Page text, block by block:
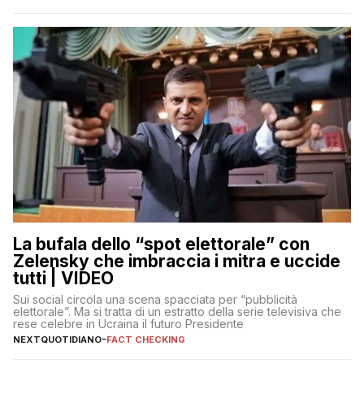
La bufala dello “spot elettorale” con
Zelensky che imbraccia i mitra e uccide
tutti | VIDEO
Sui social circola una scena spacciata per “pubblicità
elettorale”. Ma si tratta di un estratto della serie televisiva che
rese celebre in Ucraina il futuro Presidente
NEXTQUOTIDIANO-FACT CHECKING